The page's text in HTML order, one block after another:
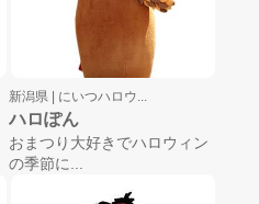
新潟県 | にいつハロウ...
ハロぽん
おまつり大好きでハロウィン
の季節に...